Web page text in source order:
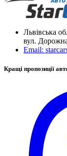
Львівська
вул.
Email:
Кращі пропозиції